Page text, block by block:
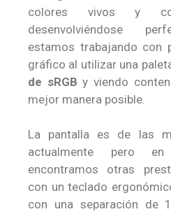
colores vivos y
desenvolviéndose
estamos trabajando con
gráfico al utilizar una
de sRGB y viendo
mejor manera posible.
La pantalla es de las
actualmente pero
encontramos otras
con un teclado
con una separación de